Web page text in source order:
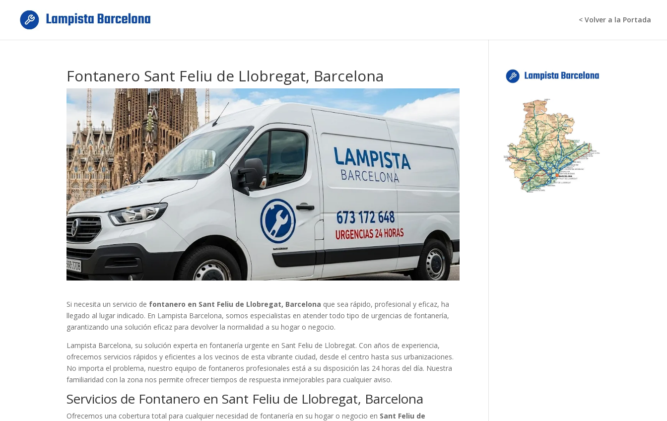
< Volver a la Portada
Fontanero Sant Feliu de Llobregat, Barcelona
Si necesita un servicio de fontanero en Sant Feliu de Llobregat, Barcelona que sea rápido, profesional y eficaz, ha
llegado al lugar indicado. En Lampista Barcelona, somos especialistas en atender todo tipo de urgencias de fontanería,
garantizando una solución eficaz para devolver la normalidad a su hogar o negocio.
Lampista Barcelona, su solución experta en fontanería urgente en Sant Feliu de Llobregat. Con años de experiencia,
ofrecemos servicios rápidos y eficientes a los vecinos de esta vibrante ciudad, desde el centro hasta sus urbanizaciones.
No importa el problema, nuestro equipo de fontaneros profesionales está a su disposición las 24 horas del día. Nuestra
familiaridad con la zona nos permite ofrecer tiempos de respuesta inmejorables para cualquier aviso.
Servicios de Fontanero en Sant Feliu de Llobregat, Barcelona
Ofrecemos una cobertura total para cualquier necesidad de fontanería en su hogar o negocio en Sant Feliu de